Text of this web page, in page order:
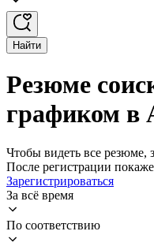
Найти
Резюме
графиком в
Чтобы видеть все резюме,
После регистрации
Зарегистрироваться
За всё время
По соответствию